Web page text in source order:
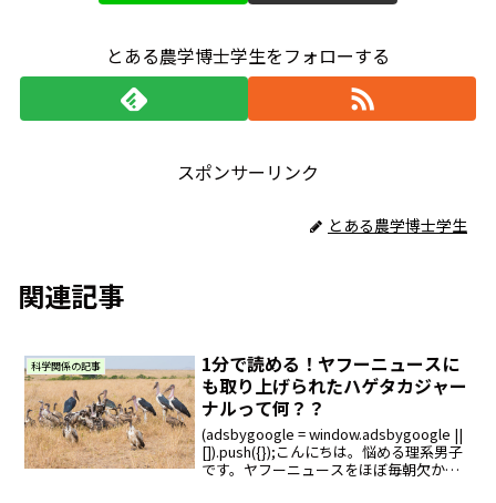
とある農学博士学生をフォローする
スポンサーリンク
とある農学博士学生
関連記事
科学関係の記事
1分で読める！ヤフーニュースに
も取り上げられたハゲタカジャー
ナルって何？？
(adsbygoogle = window.adsbygoogle ||
[]).push({});こんにちは。悩める理系男子
です。ヤフーニュースをほぼ毎朝欠かさ